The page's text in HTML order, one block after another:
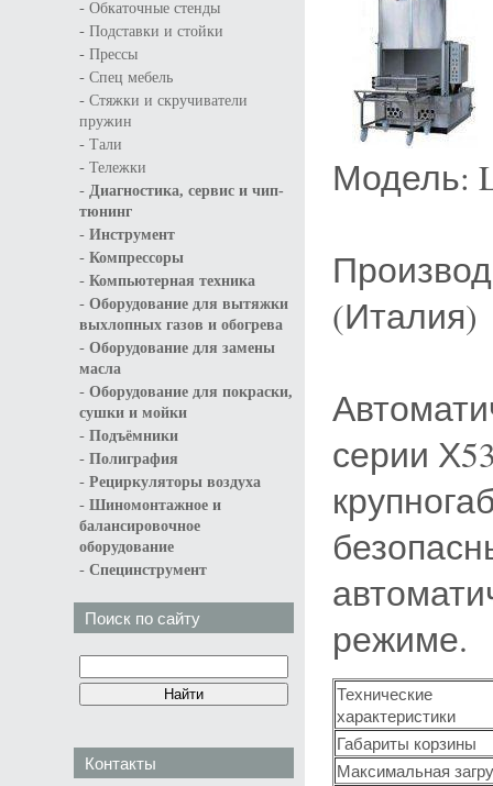
- Обкаточные стенды
- Подставки и стойки
- Прессы
- Спец мебель
- Стяжки и скручиватели
пружин
- Тали
- Тележки
- Диагностика, сервис и чип-
тюнинг
- Инструмент
- Компрессоры
- Компьютерная техника
- Оборудование для вытяжки
выхлопных газов и обогрева
- Оборудование для замены
масла
- Оборудование для покраски,
сушки и мойки
- Подъёмники
- Полиграфия
- Рециркуляторы воздуха
- Шиномонтажное и
балансировочное
оборудование
- Специнструмент
Поиск по сайту
Контакты
Модель:
(Италия)
серии
режиме.
Технические
характеристики
Габариты корзины
Максимальная